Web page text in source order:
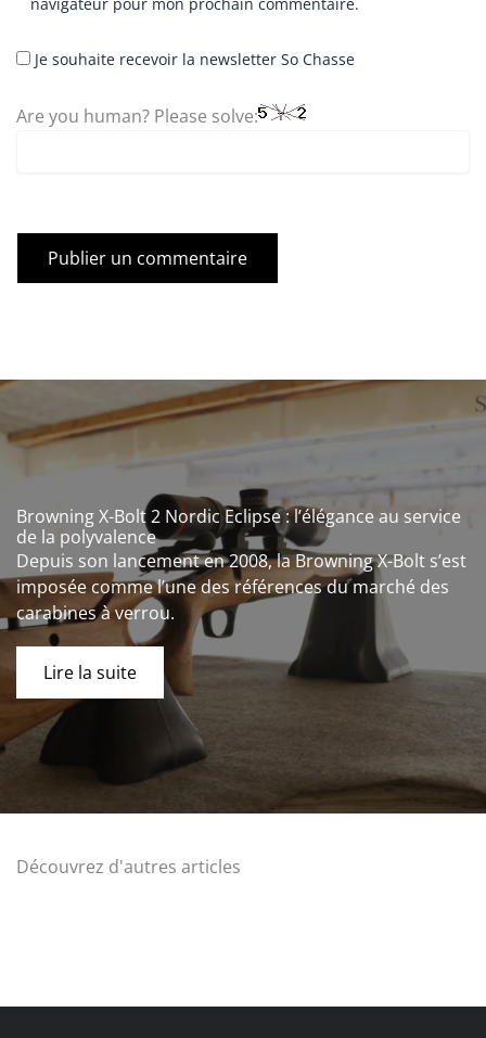
Je souhaite recevoir la newsletter So Chasse
Are you human? Please solve:
Browning X-Bolt 2 Nordic Eclipse : l’élégance au service
de la polyvalence
Depuis son lancement en 2008, la Browning X-Bolt s’est
imposée comme l’une des références du marché des
carabines à verrou.
Lire la suite
Découvrez d'autres articles